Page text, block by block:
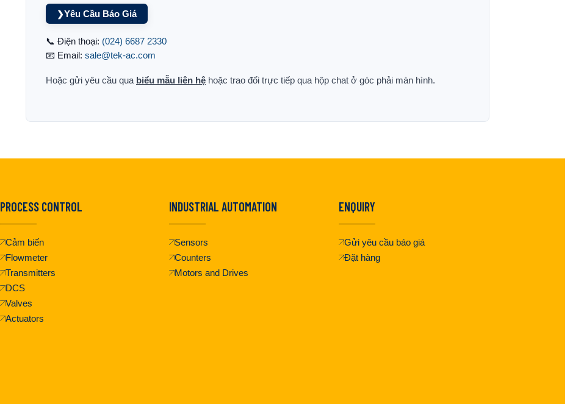
❯Yêu Cầu Báo Giá
📞 Điện thoại: (024) 6687 2330
📧 Email: sale@tek-ac.com
Hoặc gửi yêu cầu qua biểu mẫu liên hệ hoặc trao đổi trực tiếp qua hộp chat ở góc phải màn hình.
PROCESS CONTROL
Cảm biến
Flowmeter
Transmitters
DCS
Valves
Actuators
INDUSTRIAL AUTOMATION
Sensors
Counters
Motors and Drives
ENQUIRY
Gửi yêu cầu báo giá
Đặt hàng